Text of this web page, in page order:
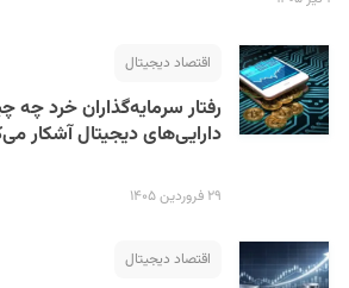
اقتصاد دیجیتال
رفتار سرمایه‌گذاران خرد چه
دارایی‌های دیجیتال آشکار
۲۹ فروردین ۱۴۰۵
اقتصاد دیجیتال